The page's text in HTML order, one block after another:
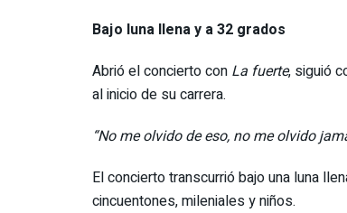
Bajo luna llena y a 32 grados
Abrió el concierto con La fuerte, siguió
al inicio de su carrera.
“No me olvido de eso, no me olvido
El concierto transcurrió bajo una luna
cincuentones, mileniales y niños.